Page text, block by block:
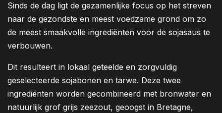
Sinds de dag ligt de gezamenlijke focus op het streven
naar de gezondste en meest voedzame grond om zo
de meest smaakvolle ingrediënten voor de sojasaus te
verbouwen.
Dit resulteert in lokaal geteelde en zorgvuldig
geselecteerde sojabonen en tarwe. Deze twee
ingrediënten worden gecombineerd met bronwater en
natuurlijk grof grijs zeezout, geoogst in Bretagne,